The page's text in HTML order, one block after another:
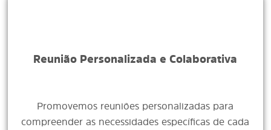
Reunião Personalizada e Colaborativa
Promovemos reuniões personalizadas para
compreender as necessidades específicas de cada